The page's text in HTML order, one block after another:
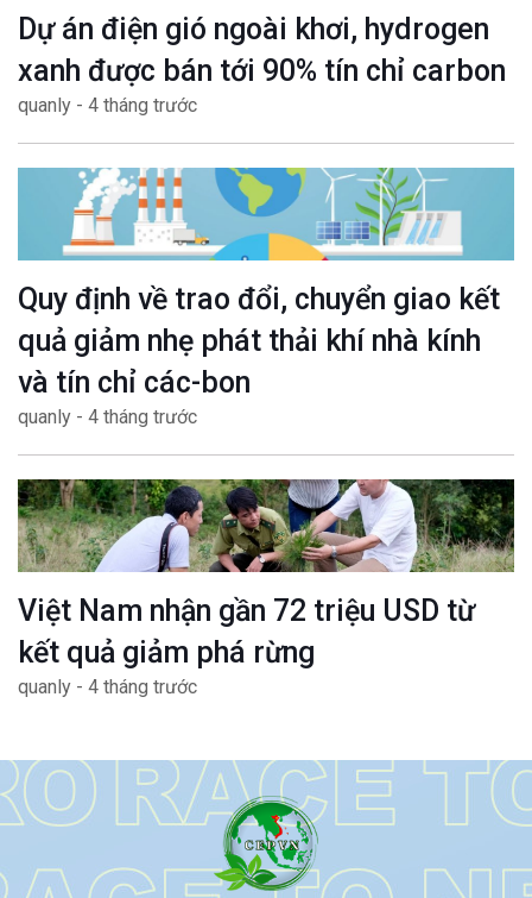
Dự án điện gió ngoài khơi, hydrogen
xanh được bán tới 90% tín chỉ carbon
quanly - 4 tháng trước
Quy định về trao đổi, chuyển giao kết
quả giảm nhẹ phát thải khí nhà kính
và tín chỉ các-bon
quanly - 4 tháng trước
Việt Nam nhận gần 72 triệu USD từ
kết quả giảm phá rừng
quanly - 4 tháng trước